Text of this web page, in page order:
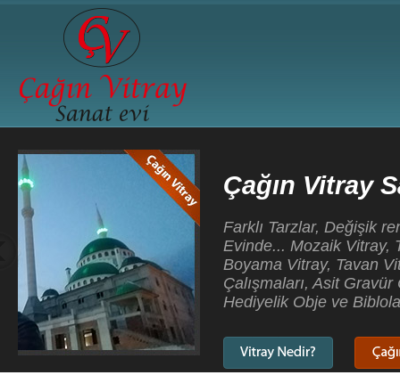
Çağın Vitray Sanatevi
Farklı Tarzlar, Değişik renkler, Yeni Teknikler, Çağın
Evinde... Mozaik Vitray, Tiffany Vitray, Kurşunlu
Boyama Vitray, Tavan Vitrayları, Cami Vitray
Çalışmaları, Asit Gravür Çalışmaları, Dekoratif
Hediyelik Obje ve Biblolar...